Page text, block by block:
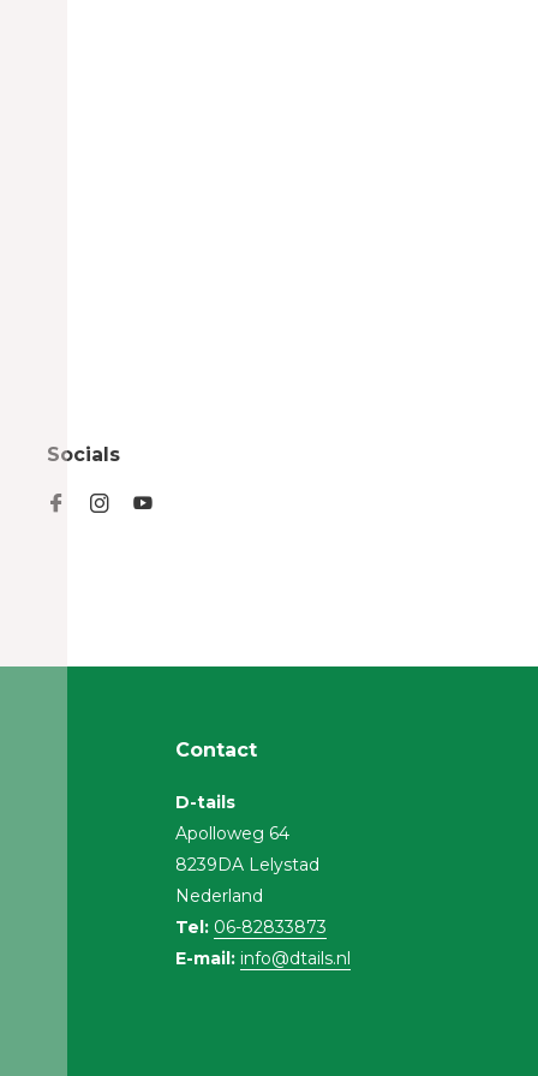
Socials
Contact
D-tails
Apolloweg 64
8239DA Lelystad
Nederland
Tel: 06-82833873
E-mail: info@dtails.nl